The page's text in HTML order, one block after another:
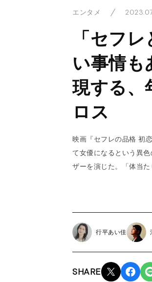
エンタメ
「セフ
い事情も
現する、
ロス
映画『セフレの品格 初
て女優になるという異
ザーを演じた。「体当
行平あい佳
SHARE